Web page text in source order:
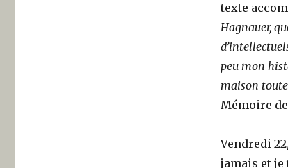
texte
Hagnauer,
peu mon
maison
Mémoire
Vendredi
jamais et je